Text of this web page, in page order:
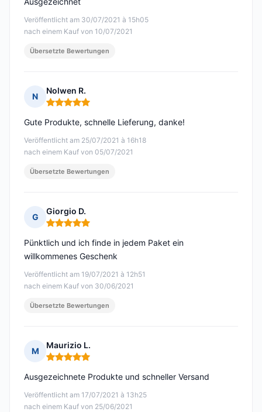
Veröffentlicht am 30/07/2021 à 15h05
nach einem Kauf von 10/07/2021
Übersetzte Bewertungen
N
Nolwen R.
Hinweis: 5 von 5
Veröffentlicht am 25/07/2021 à 16h18
nach einem Kauf von 05/07/2021
Gute Produkte, schnelle Lieferung, danke!
Übersetzte Bewertungen
G
Giorgio D.
Hinweis: 5 von 5
Veröffentlicht am 19/07/2021 à 12h51
nach einem Kauf von 30/06/2021
Pünktlich und ich finde in jedem Paket ein
willkommenes Geschenk
Übersetzte Bewertungen
M
Maurizio L.
Hinweis: 5 von 5
Veröffentlicht am 17/07/2021 à 13h25
nach einem Kauf von 25/06/2021
Ausgezeichnete Produkte und schneller Versand